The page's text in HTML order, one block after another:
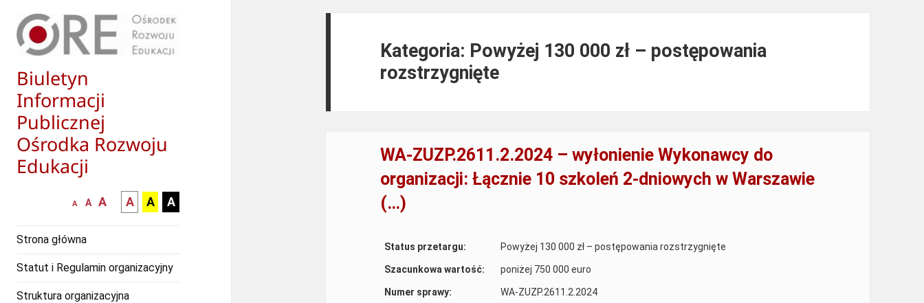
Biuletyn
Informacji
Publicznej
Ośrodka Rozwoju
Edukacji
mniejsza
A
normalna
A
większa-
czcionka
A
kontrast
czarny
białym
A
kontrast
czarny
zółtym
A
kontrast
żółty
A
Strona główna
Statut i Regulamin organizacyjny
Struktura organizacyjna
Kategoria: Powyżej 130 000 zł – postępowania
rozstrzygnięte
WA-ZUZP.2611.2.2024 – wyłonienie Wykonawcy do
organizacji: Łącznie 10 szkoleń 2-dniowych w Warszawie
(…)
Status przetargu: Powyżej 130 000 zł – postępowania rozstrzygnięte
Szacunkowa wartość: poniżej 750 000 euro
Numer sprawy: WA-ZUZP.2611.2.2024